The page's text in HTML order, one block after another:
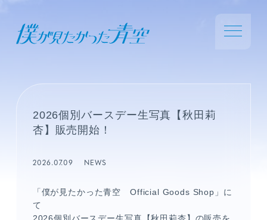
2026個別バースデー生写真【秋田莉
杏】販売開始！
2026.07.09 NEWS
「僕が見たかった青空 Official Goods Shop」に
て